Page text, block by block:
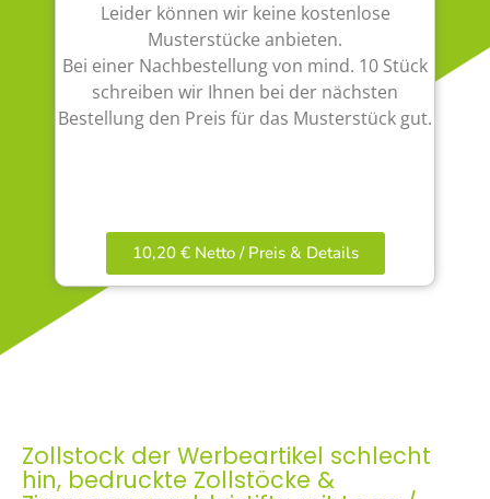
Leider können wir keine kostenlose
Musterstücke anbieten.
Bei einer Nachbestellung von mind. 10 Stück
schreiben wir Ihnen bei der nächsten
Bestellung den Preis für das Musterstück gut.
10,20 € Netto / Preis & Details
Zollstock der Werbeartikel schlecht
hin, bedruckte Zollstöcke &